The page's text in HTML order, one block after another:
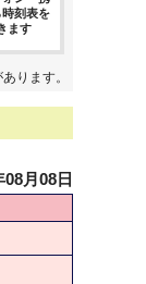
刻表を
ます
ります。
月08日